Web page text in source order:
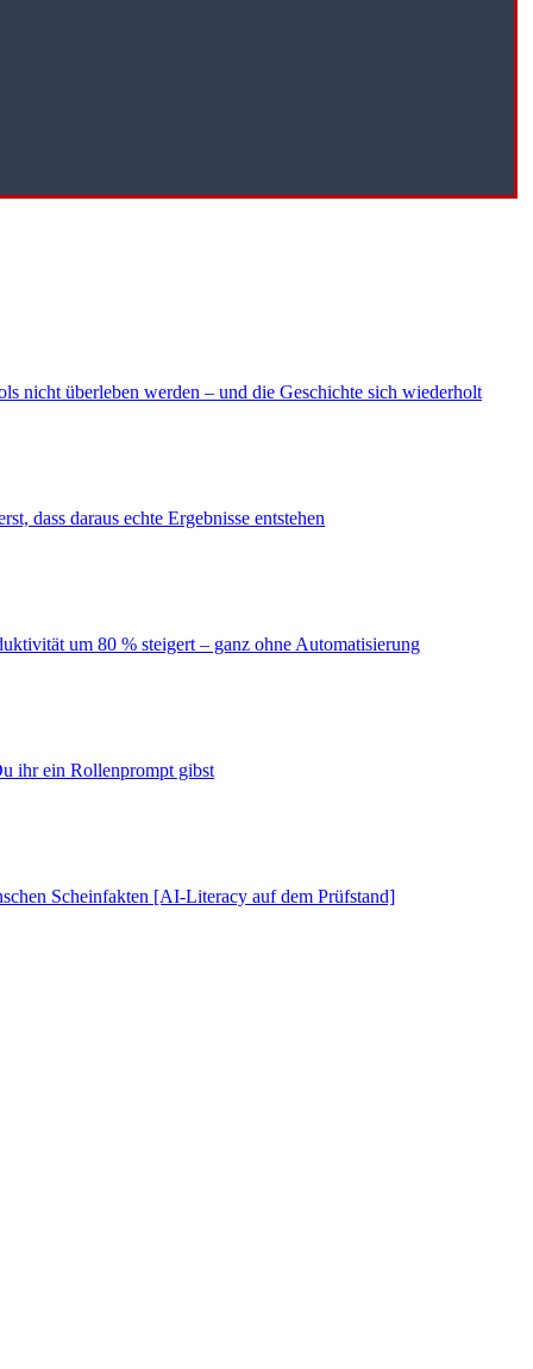
nicht überleben werden – und die Geschichte sich wiederholt
dass daraus echte Ergebnisse entstehen
um 80 % steigert – ganz ohne Automatisierung
ihr ein Rollenprompt gibst
Scheinfakten [AI-Literacy auf dem Prüfstand]